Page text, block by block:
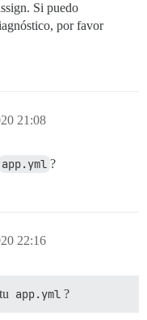
Si puedo
por favor
21:08
app.yml ?
22:16
app.yml ?